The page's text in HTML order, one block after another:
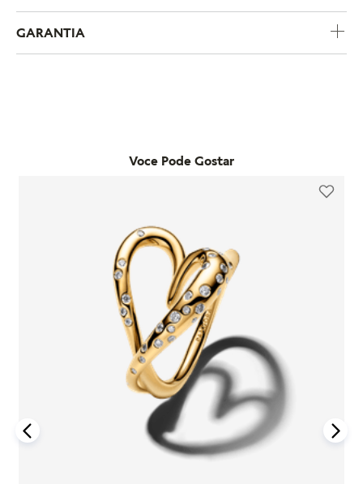
Coleção
Pandora Essence
Metal
sem uso, na embalagem original e acompanhado da nota
"Última Chance" não são elegíveis para troca ou reembolso.
Se houver arrependimento da compra realizada no site, é
possível solicitar a devolução dentro de sete dias corridos
após o recebimento. O produto deve ser enviado em perfeito
estado, com a embalagem original e todos os acessórios
incluídos, como brindes promocionais.
Em caso de defeito, tanto para compras online quanto em
lojas físicas, é necessário entrar em contato com o SAC da
Pandora informando o número do pedido, fotos do produto e
uma descrição do problema. Se for confirmado um defeito de
fabricação, o cliente poderá receber um reembolso para uma
nova compra ou realizar a troca do produto dentro do prazo
de um ano, mediante avaliação técnica.
GARANTIA
do consumidor. Caso um problema seja identificado dentro
desse período, a Pandora realizará a substituição do produto
A garantia é exclusiva para produtos fabricados e
comercializados pela Pandora em canais oficiais. A empresa
não se responsabiliza por produtos adquiridos em lojas não
autorizadas, pois não pode garantir sua autenticidade nem os
processos de controle de qualidade adotados por terceiros.
Além disso, a garantia não cobre danos decorrentes de
acidentes, mau uso, abuso ou uso de acessórios de outras
marcas junto aos produtos Pandora. O uso de charms que não
sejam originais pode comprometer a durabilidade dos
braceletes, invalidando a garantia.
Para acionar a garantia, o cliente deve seguir as instruções de
devolução fornecidas pela Pandora. Após o recebimento do
Voce Pode Gostar